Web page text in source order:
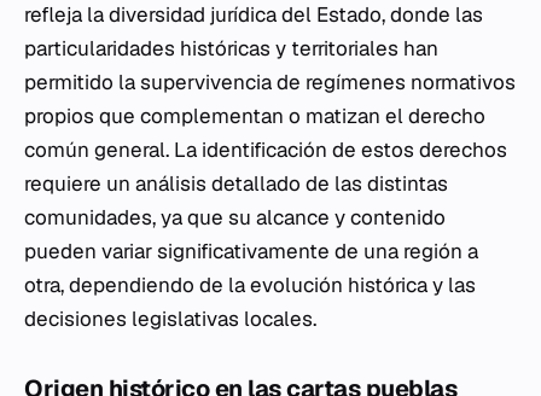
refleja la diversidad jurídica del Estado, donde las
particularidades históricas y territoriales han
permitido la supervivencia de regímenes normativos
propios que complementan o matizan el derecho
común general. La identificación de estos derechos
requiere un análisis detallado de las distintas
comunidades, ya que su alcance y contenido
pueden variar significativamente de una región a
otra, dependiendo de la evolución histórica y las
decisiones legislativas locales.
Origen histórico en las cartas pueblas